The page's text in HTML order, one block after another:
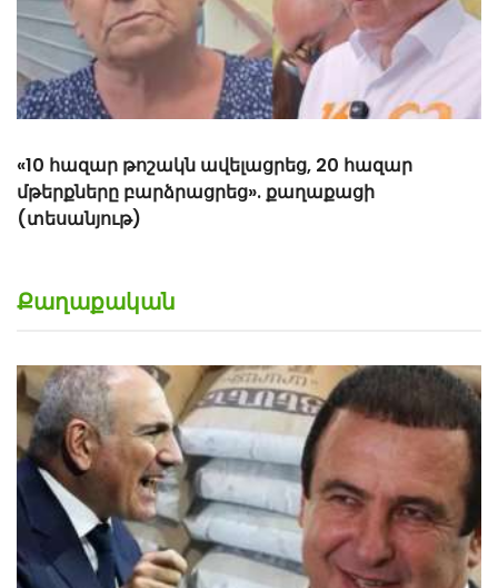
«10 հազար թոշակն ավելացրեց, 20 հազար
մթերքները բարձրացրեց». քաղաքացի
(տեսանյութ)
Քաղաքական